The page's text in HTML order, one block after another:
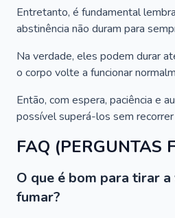
Entretanto, é fundamental
abstinência não duram para
Na verdade, eles podem durar
o corpo volte a funcionar
Então, com espera, paciência e
possível superá-los sem recorrer
FAQ (PERGUNTAS
O que é bom para tirar
fumar?